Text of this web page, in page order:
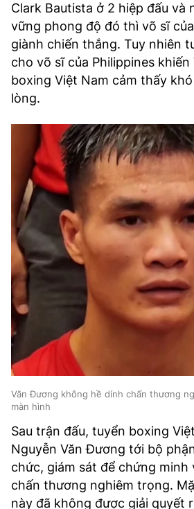
Clark Bautista ở 2 hiệp đấu và
vững phong độ đó thì võ sĩ
giành chiến thắng. Tuy nhiên
cho võ sĩ của Philippines
boxing Việt Nam cảm thấy
lòng.
Văn Đương không hề dính chấn thương
màn hình
Sau trận đấu, tuyển boxing
Nguyễn Văn Đương tới bộ
chức, giám sát để chứng minh
chấn thương nghiêm trọng.
này đã không được giải quyết